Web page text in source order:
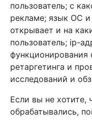
Арбен текстиль г.
1-й Советский д.25,
Мы в соц. сетях
пользователь; с
рекламе; язык ОС и
открывает и на
пользователь; ip-
функционирования
ретаргетинга и
исследований и
Если вы не хотите,
обрабатывались,